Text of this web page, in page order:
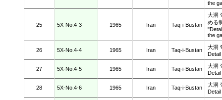
the
25 5X-No.4-3 1965 Iran Taq-i-Bustan
大洞
める
the
26 5X-No.4-4 1965 Iran Taq-i-Bustan
大洞
27 5X-No.4-5 1965 Iran Taq-i-Bustan
大洞
28 5X-No.4-6 1965 Iran Taq-i-Bustan
大洞